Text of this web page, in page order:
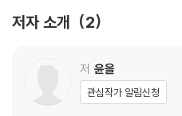
함부로 사용하면 위험한 상상력 / 다
지키기 위한 자기 유배
4장_끝난 사랑을 확실히 끝내는 법
저자 소개 2
저 윤을
관심작가 알림신청